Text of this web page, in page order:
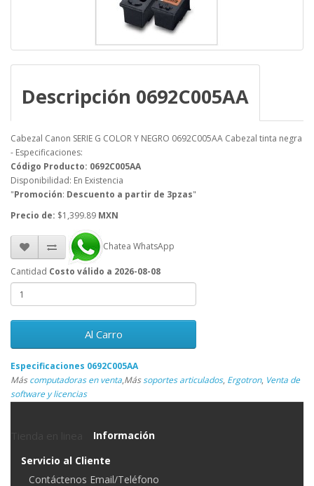
Descripción 0692C005AA
Cabezal Canon SERIE G COLOR Y NEGRO 0692C005AA Cabezal tinta negra
- Especificaciones:
Código Producto: 0692C005AA
Disponibilidad: En Existencia
"Promoción: Descuento a partir de 3pzas"
Precio de: $1,399.89 MXN
Chatea WhatsApp
Cantidad Costo válido a 2026-08-08
Al Carro
Especificaciones 0692C005AA
Máscomputadoras en venta,Mássoportes articulados, Ergotron, Venta de
software y licencias
Información
Servicio al Cliente
Contáctenos Email/Teléfono